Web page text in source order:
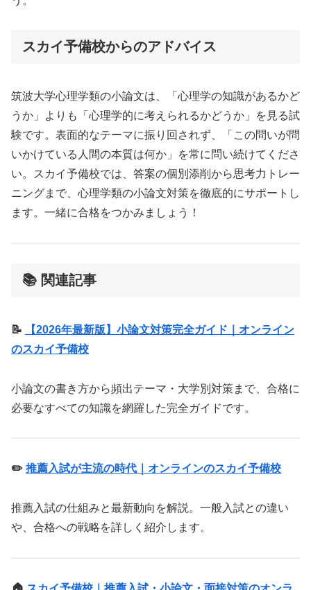
スカイ予備校からのアドバイス
筑波大学心理学類の小論文は、「心理学の知識があるかど
うか」よりも「心理学的に考えられるかどうか」を見る試
験です。表面的なテーマに振り回されず、「この問いが問
いかけている人間の本質は何か」を常に問い続けてくださ
い。スカイ予備校では、答案の個別添削から思考力トレー
ニングまで、心理学類の小論文対策を徹底的にサポートし
ます。一緒に合格をつかみましょう！
📚 関連記事
📝
【2026年最新版】小論文対策完全ガイド｜オンライン
のスカイ予備校
小論文の書き方から頻出テーマ・大学別対策まで、合格に
必要なすべての知識を網羅した完全ガイドです。
✏️ 推薦入試が主流の時代｜オンラインのスカイ予備校
推薦入試の仕組みと最新動向を解説。一般入試との違い
や、合格への戦略を詳しく紹介します。